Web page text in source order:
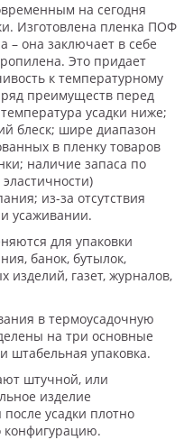
на сегодня
Изготовлена пленка ПОФ
– она заключает в себе
Это придает
к температурному
преимуществ перед
усадки ниже;
блеск; шире диапазон
в пленку товаров
наличие запаса по
из-за отсутствия
усаживании.
для упаковки
банок, бутылок,
изделий, газет, журналов,
в термоусадочную
на три основные
штабельная упаковка.
штучной, или
изделие
усадки плотно
конфигурацию.